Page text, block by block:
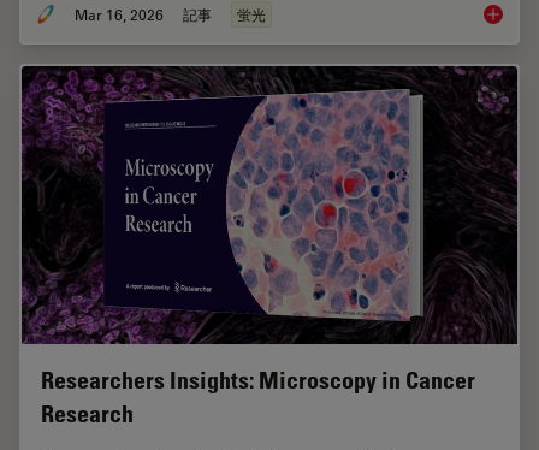
Mar 16, 2026 記事 蛍光
Researchers Insights: Microscopy in Cancer
Research